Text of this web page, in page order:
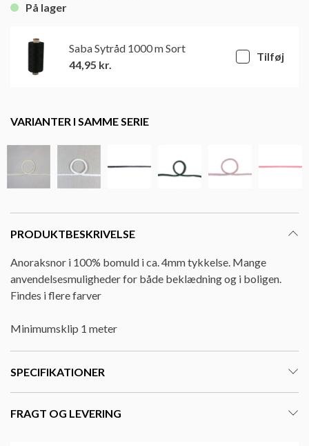
På lager
Saba Sytråd 1000 m Sort
44,95 kr.
Tilføj
VARIANTER I SAMME SERIE
PRODUKTBESKRIVELSE
Anoraksnor i 100% bomuld i ca. 4mm tykkelse. Mange
anvendelsesmuligheder for både beklædning og i boligen.
Findes i flere farver
Minimumsklip 1 meter
SPECIFIKATIONER
FRAGT OG LEVERING